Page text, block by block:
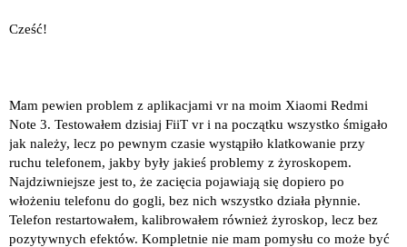
Cześć!
Mam pewien problem z aplikacjami vr na moim Xiaomi Redmi
Note 3. Testowałem dzisiaj FiiT vr i na początku wszystko śmigało
jak należy, lecz po pewnym czasie wystąpiło klatkowanie przy
ruchu telefonem, jakby były jakieś problemy z żyroskopem.
Najdziwniejsze jest to, że zacięcia pojawiają się dopiero po
włożeniu telefonu do gogli, bez nich wszystko działa płynnie.
Telefon restartowałem, kalibrowałem również żyroskop, lecz bez
pozytywnych efektów. Kompletnie nie mam pomysłu co może być